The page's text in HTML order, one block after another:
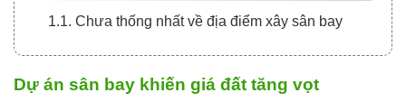
1.1. Chưa thống nhất về địa điểm xây sân bay
Dự án sân bay khiến giá đất tăng vọt